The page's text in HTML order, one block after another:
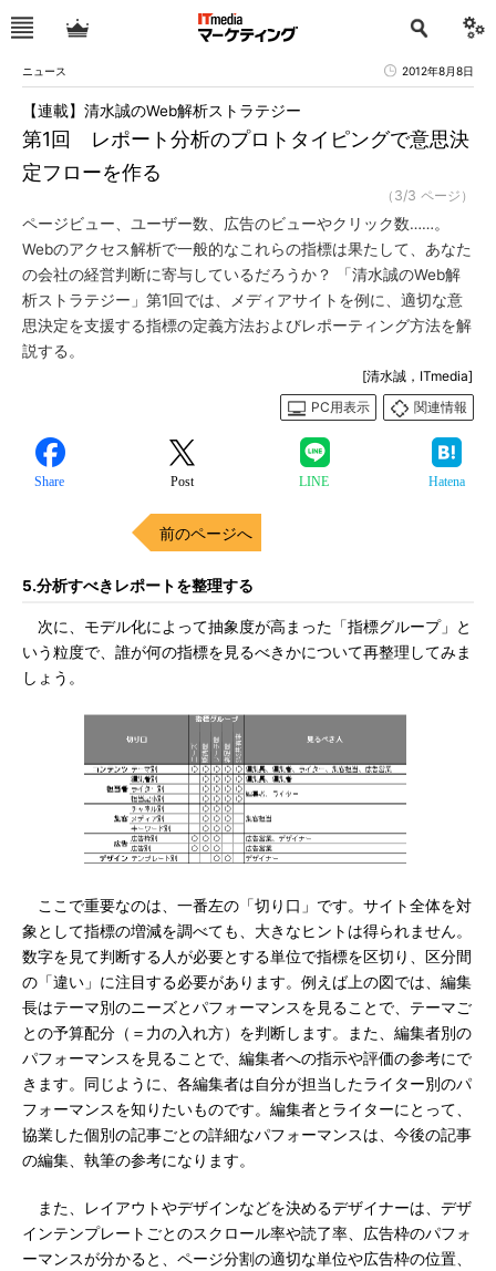
ニュース 2012年8月8日
第1回 レポート分析のプロトタイピングで意思決
定フローを作る
【連載】清水誠のWeb解析ストラテジー
（3/3 ページ）
ページビュー、ユーザー数、広告のビューやクリック数……。
Webのアクセス解析で一般的なこれらの指標は果たして、あなた
の会社の経営判断に寄与しているだろうか？ 「清水誠のWeb解
析ストラテジー」第1回では、メディアサイトを例に、適切な意
思決定を支援する指標の定義方法およびレポーティング方法を解
説する。
[清水誠，ITmedia]
PC用表示
関連情報
Share Post LINE Hatena
前のページへ
5.分析すべきレポートを整理する
次に、モデル化によって抽象度が高まった「指標グループ」と
いう粒度で、誰が何の指標を見るべきかについて再整理してみま
しょう。
ここで重要なのは、一番左の「切り口」です。サイト全体を対
象として指標の増減を調べても、大きなヒントは得られません。
数字を見て判断する人が必要とする単位で指標を区切り、区分間
の「違い」に注目する必要があります。例えば上の図では、編集
長はテーマ別のニーズとパフォーマンスを見ることで、テーマご
との予算配分（＝力の入れ方）を判断します。また、編集者別の
パフォーマンスを見ることで、編集者への指示や評価の参考にで
きます。同じように、各編集者は自分が担当したライター別のパ
フォーマンスを知りたいものです。編集者とライターにとって、
協業した個別の記事ごとの詳細なパフォーマンスは、今後の記事
の編集、執筆の参考になります。
また、レイアウトやデザインなどを決めるデザイナーは、デザ
インテンプレートごとのスクロール率や読了率、広告枠のパフォ
ーマンスが分かると、ページ分割の適切な単位や広告枠の位置、